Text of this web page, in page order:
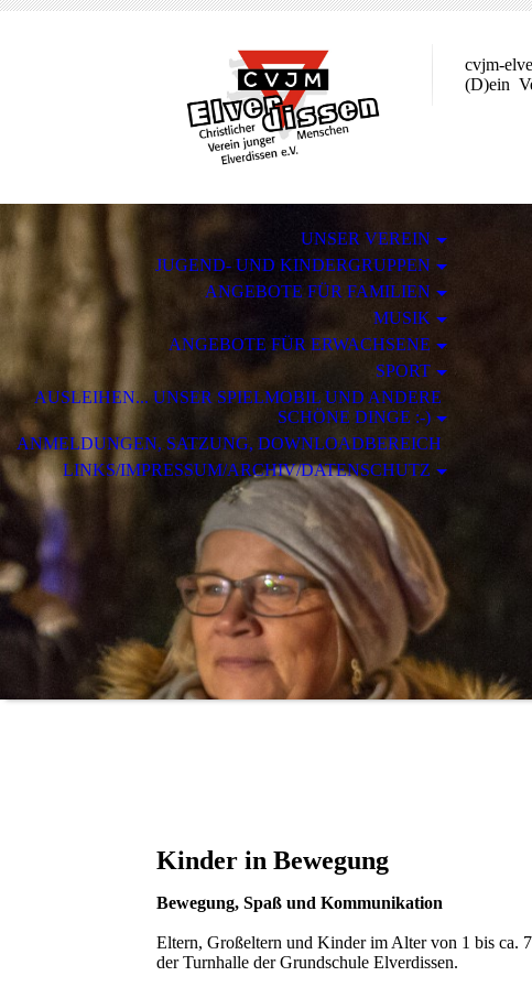
cvjm-
(D)ein
UNSER VEREIN
JUGEND- UND KINDERGRUPPEN
ANGEBOTE FÜR FAMILIEN
MUSIK
ANGEBOTE FÜR ERWACHSENE
SPORT
AUSLEIHEN... UNSER SPIELMOBIL UND ANDERE
SCHÖNE DINGE :-)
ANMELDUNGEN, SATZUNG, DOWNLOADBEREICH
LINKS/IMPRESSUM/ARCHIV/DATENSCHUTZ
Kinder in Bewegung
Bewegung, Spaß und Kommunikation
Eltern, Großeltern und Kinder im Alter von 1 bis ca.
der Turnhalle der Grundschule Elverdissen.